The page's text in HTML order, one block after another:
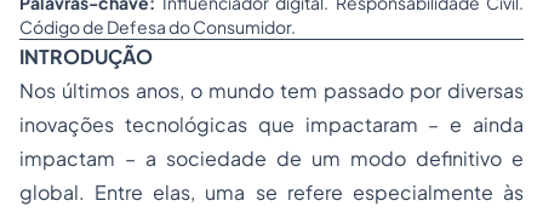
Código de Defesa do Consumidor.
INTRODUÇÃO
Nos últimos anos, o mundo tem passado por diversas
inovações tecnológicas que impactaram – e ainda
impactam – a sociedade de um modo definitivo e
global. Entre elas, uma se refere especialmente às